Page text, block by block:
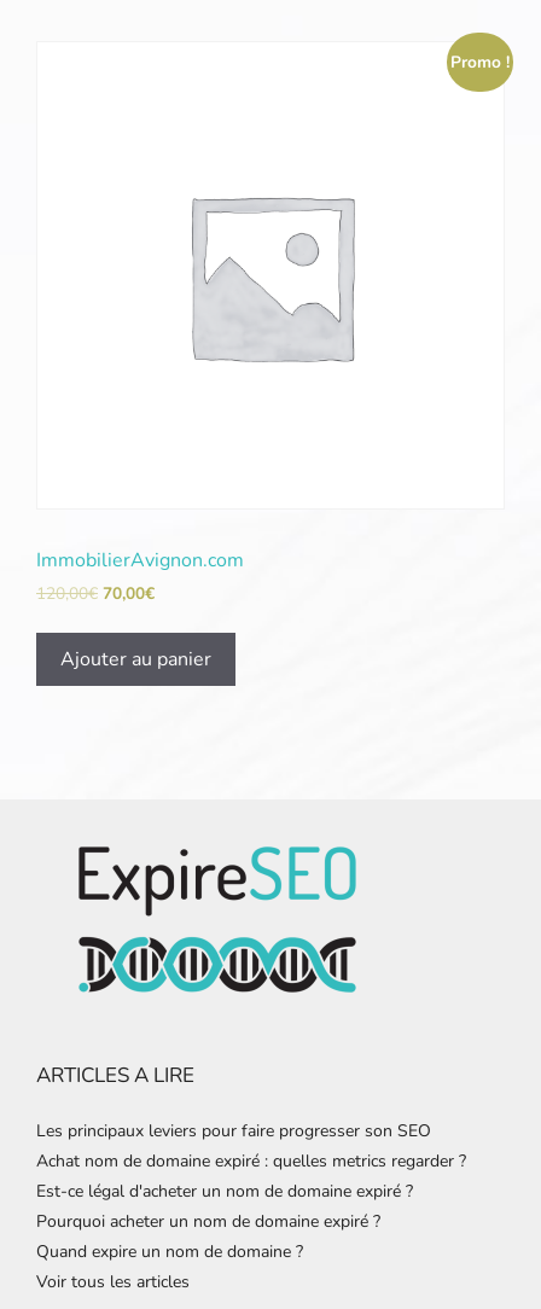
Promo !
ImmobilierAvignon.com
120,00€ 70,00€
Ajouter au panier
ARTICLES A LIRE
Les principaux leviers pour faire progresser son SEO
Achat nom de domaine expiré : quelles metrics regarder ?
Est-ce légal d'acheter un nom de domaine expiré ?
Pourquoi acheter un nom de domaine expiré ?
Quand expire un nom de domaine ?
Voir tous les articles